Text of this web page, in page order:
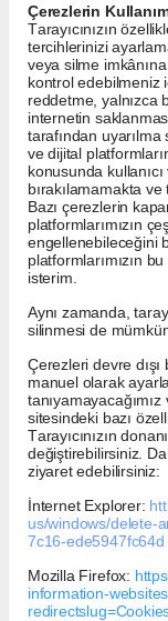
Çerezlerin
Tarayıcınızın
tercihlerinizi
veya silme
kontrol edebilmeniz
reddetme, yalnızca
internetin
tarafından
ve dijital
konusunda
bırakılamamakta
Bazı çerezlerin
platformlarımızın
engellenebileceğini
platformlarımızın
isterim.
Aynı zamanda,
silinmesi de
Çerezleri devre
manuel olarak
sitesindeki bazı
Tarayıcınızın
değiştirebilirsiniz.
ziyaret edebilirsiniz:
İnternet Explorer:
us/windows/delete-
7c16-ede5947fc64d
Mozilla Firefox:
information-